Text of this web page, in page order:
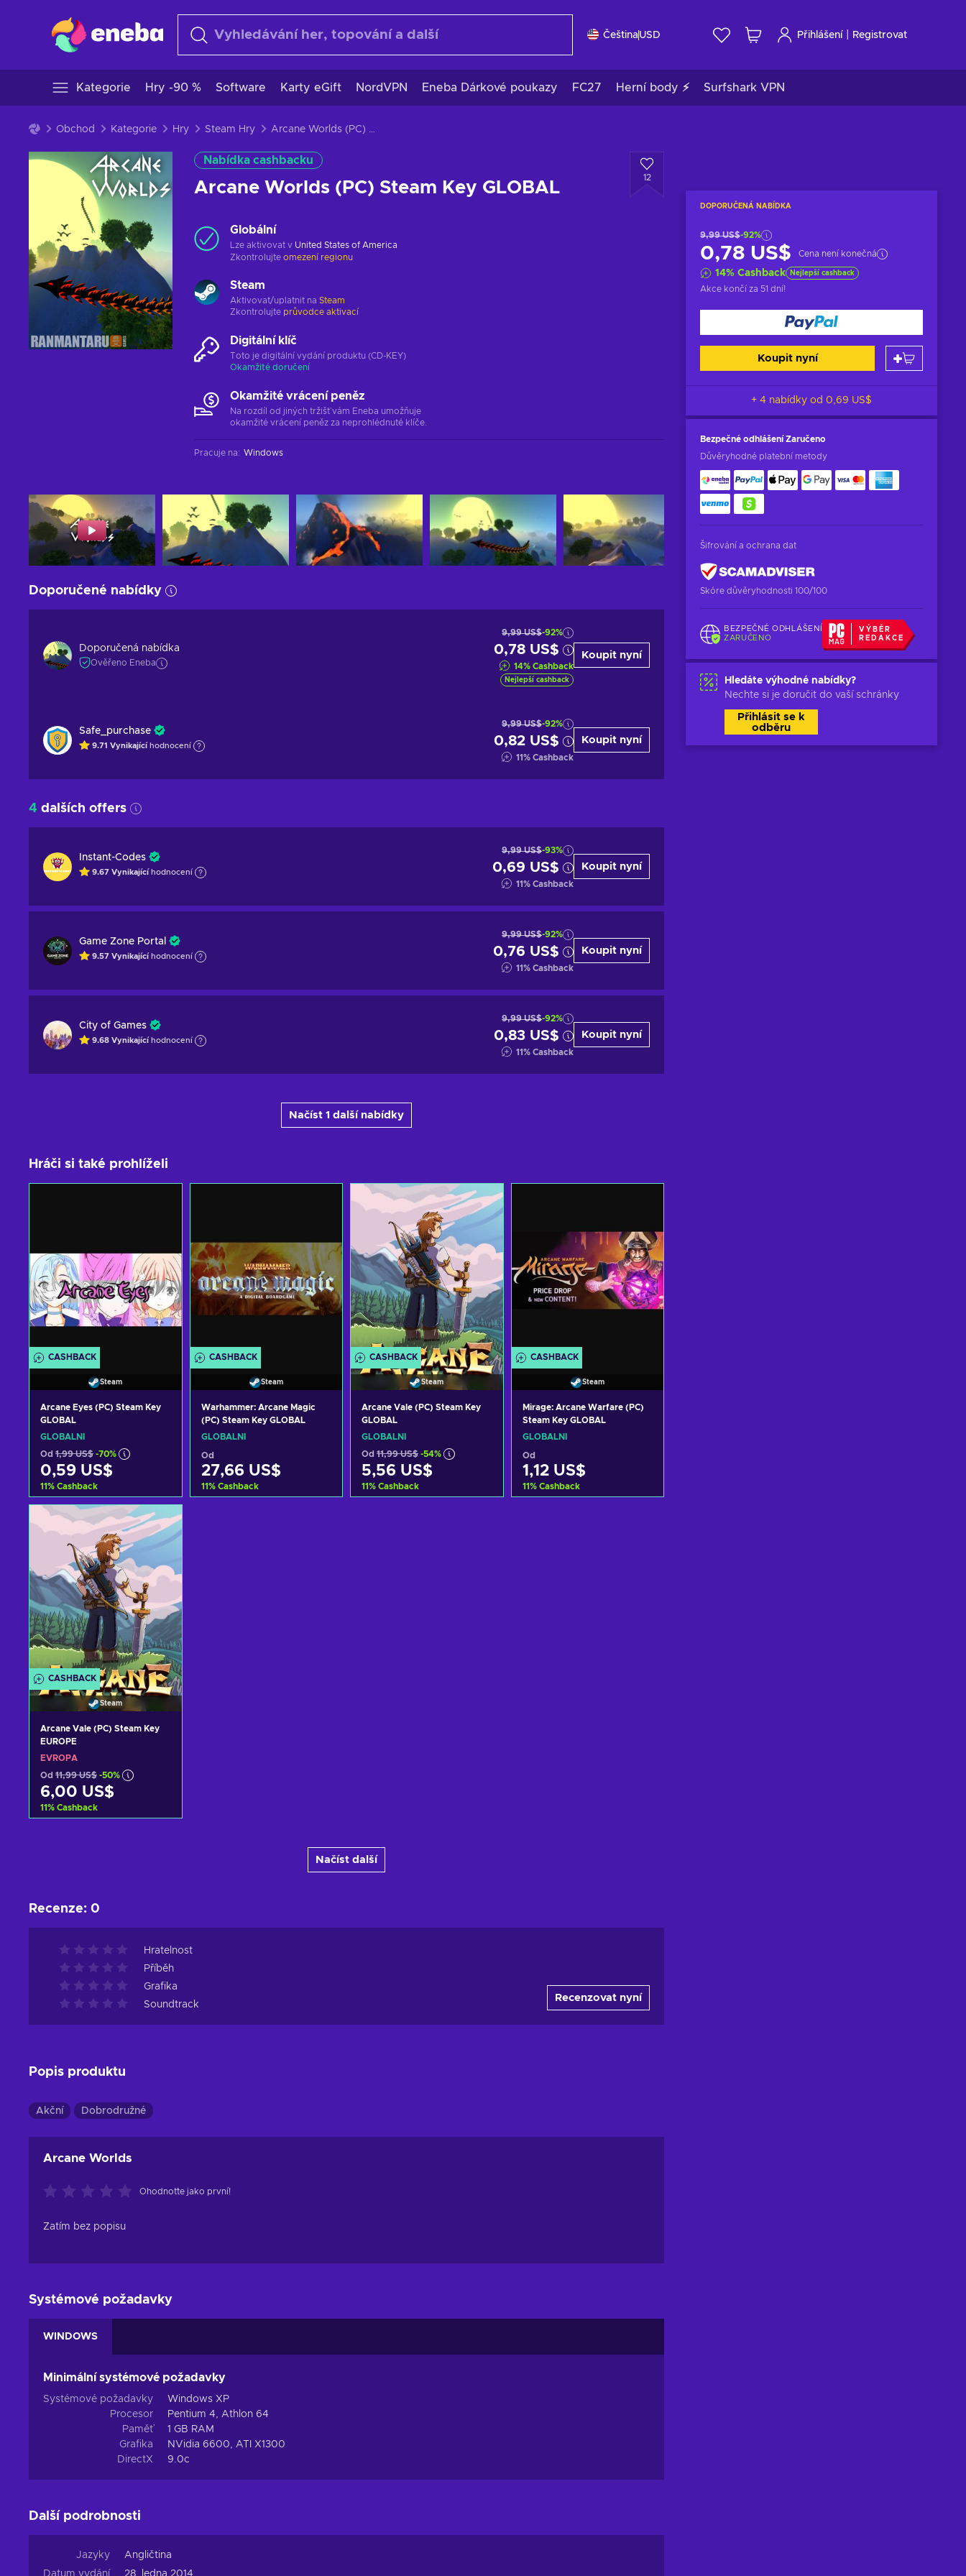
Čeština USD Přihlášení| Registrovat
Kategorie Hry -90 % Software Karty eGift NordVPN Eneba Dárkové poukazy FC27 Herní body ⚡ Surfshark VPN
Obchod Kategorie Hry Steam Hry Arcane Worlds (PC) Steam Key GLOBAL
Nabídka cashbacku
Arcane Worlds (PC) Steam Key GLOBAL
12
DOPORUČENÁ NABÍDKA
9,99 US$-92%
0,78 US$ Cena není konečná
14% Cashback Nejlepší cashback
Akce končí za 51 dní!
Koupit nyní
+ 4 nabídky od 0,69 US$
Bezpečné odhlášení Zaručeno
Důvěryhodné platební metody
Šifrování a ochrana dat
Skóre důvěryhodnosti 100/100
BEZPEČNÉ ODHLÁŠENÍ
ZARUČENO
VÝBĚR
REDAKCE
Hledáte výhodné nabídky?
Nechte si je doručit do vaší schránky
Přihlásit se k
odběru
Globální
Lze aktivovat v United States of America
Zkontrolujte omezení regionu
Steam
Aktivovat/uplatnit na Steam
Zkontrolujte průvodce aktivací
Digitální klíč
Toto je digitální vydání produktu (CD-KEY)
Okamžité doručení
Okamžité vrácení peněz
Na rozdíl od jiných tržišť vám Eneba umožňuje
okamžité vrácení peněz za neprohlédnuté klíče.
Pracuje na: Windows
Doporučené nabídky
Doporučená nabídka
Ověřeno Eneba
9,99 US$-92%
0,78 US$
14% Cashback
Nejlepší cashback
Koupit nyní
Safe_purchase
9.71 Vynikající hodnocení
9,99 US$-92%
0,82 US$
11% Cashback
Koupit nyní
4 dalších offers
Instant-Codes
9.67 Vynikající hodnocení
9,99 US$-93%
0,69 US$
11% Cashback
Koupit nyní
Game Zone Portal
9.57 Vynikající hodnocení
9,99 US$-92%
0,76 US$
11% Cashback
Koupit nyní
City of Games
9.68 Vynikající hodnocení
9,99 US$-92%
0,83 US$
11% Cashback
Koupit nyní
Načíst 1 další nabídky
Hráči si také prohlíželi
CASHBACK
Steam
Arcane Eyes (PC) Steam Key
GLOBAL
GLOBÁLNÍ
Od 1,99 US$ -70%
0,59 US$
11% Cashback
Přidat do košíku
Zobrazit nabídky
CASHBACK
Steam
Warhammer: Arcane Magic
(PC) Steam Key GLOBAL
GLOBÁLNÍ
Od
27,66 US$
11% Cashback
CASHBACK
Steam
Arcane Vale (PC) Steam Key
GLOBAL
GLOBÁLNÍ
Od 11,99 US$ -54%
5,56 US$
11% Cashback
CASHBACK
Steam
Mirage: Arcane Warfare (PC)
Steam Key GLOBAL
GLOBÁLNÍ
Od
1,12 US$
11% Cashback
CASHBACK
Steam
Arcane Vale (PC) Steam Key
EUROPE
EVROPA
Od 11,99 US$ -50%
6,00 US$
11% Cashback
Načíst další
Recenze: 0
Hratelnost
Příběh
Grafika
Soundtrack
Recenzovat nyní
Popis produktu
Akční Dobrodružné
Arcane Worlds
Ohodnoťte jako první!
Zatím bez popisu
Systémové požadavky
WINDOWS
Minimální systémové požadavky
Systémové požadavky
Windows XP
Procesor
Pentium 4, Athlon 64
Paměť
1 GB RAM
Grafika
NVidia 6600, ATI X1300
DirectX
9.0c
Další podrobnosti
Jazyky
Angličtina
Datum vydání
28. ledna 2014